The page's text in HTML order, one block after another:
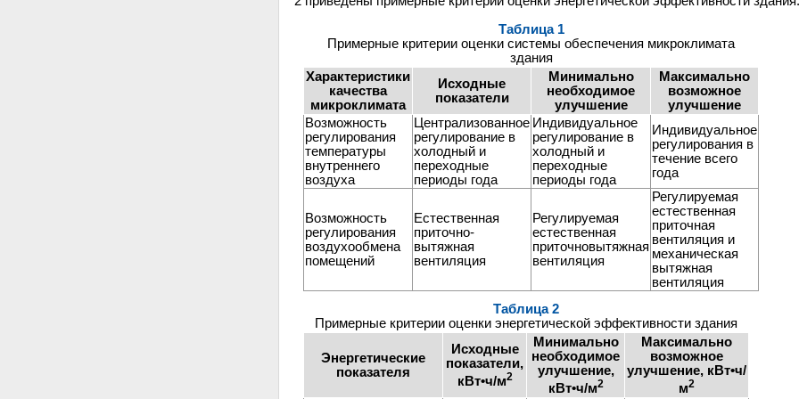
Таблица 1
Примерные критерии оценки системы обеспечения микроклимата
здания
Характеристики
качества
микроклимата
Исходные
показатели
Минимально
необходимое
улучшение
Максимально
возможное
улучшение
Возможность
регулирования
температуры
внутреннего
воздуха
Централизованное
регулирование в
холодный и
переходные
периоды года
Индивидуальное
регулирование в
холодный и
переходные
периоды года
Индивидуальное
регулирования в
течение всего
года
Возможность
регулирования
воздухообмена
помещений
Естественная
приточно-
вытяжная
вентиляция
Регулируемая
естественная
приточновытяжная
вентиляция
Регулируемая
естественная
приточная
вентиляция и
механическая
вытяжная
вентиляция
Таблица 2
Примерные критерии оценки энергетической эффективности здания
Энергетические
показателя
Исходные
показатели,
кВт•ч/м2
Минимально
необходимое
улучшение,
кВт•ч/м2
Максимально
возможное
улучшение, кВт•ч/
м2